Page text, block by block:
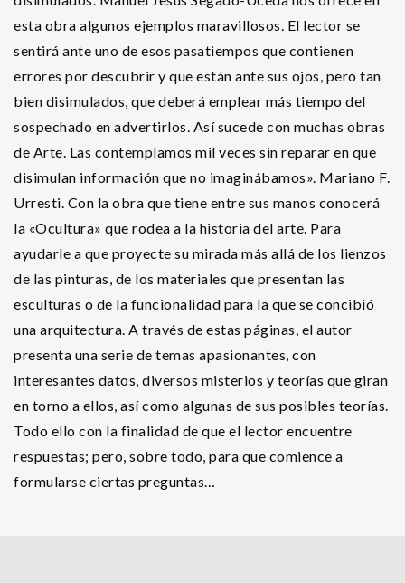
esta obra algunos ejemplos maravillosos. El lector se
sentirá ante uno de esos pasatiempos que contienen
errores por descubrir y que están ante sus ojos, pero tan
bien disimulados, que deberá emplear más tiempo del
sospechado en advertirlos. Así sucede con muchas obras
de Arte. Las contemplamos mil veces sin reparar en que
disimulan información que no imaginábamos». Mariano F.
Urresti. Con la obra que tiene entre sus manos conocerá
la «Ocultura» que rodea a la historia del arte. Para
ayudarle a que proyecte su mirada más allá de los lienzos
de las pinturas, de los materiales que presentan las
esculturas o de la funcionalidad para la que se concibió
una arquitectura. A través de estas páginas, el autor
presenta una serie de temas apasionantes, con
interesantes datos, diversos misterios y teorías que giran
en torno a ellos, así como algunas de sus posibles teorías.
Todo ello con la finalidad de que el lector encuentre
respuestas; pero, sobre todo, para que comience a
formularse ciertas preguntas…